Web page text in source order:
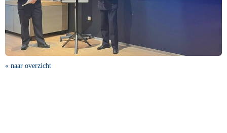
« naar overzicht